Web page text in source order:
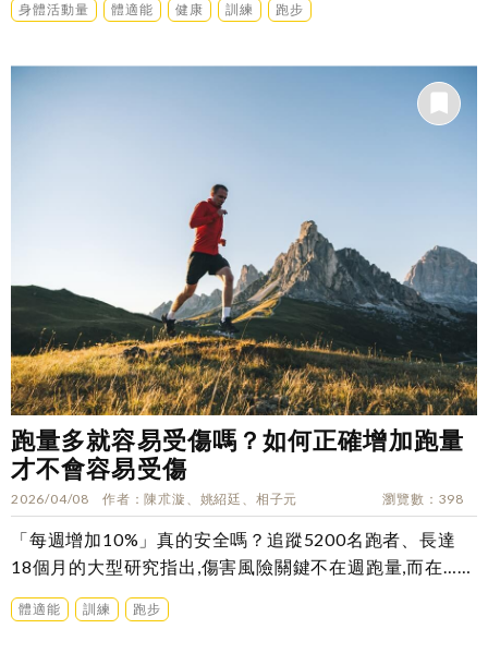
身體活動量 體適能 健康 訓練 跑步
跑量多就容易受傷嗎？如何正確增加跑量
才不會容易受傷
2026/04/08 作者 陳朮漩、姚紹廷、相子元 瀏覽數 398
「每週增加10%」真的安全嗎？追蹤5200名跑者、長達
18個月的大型研究指出,傷害風險關鍵不在週跑量,而在……
體適能 訓練 跑步